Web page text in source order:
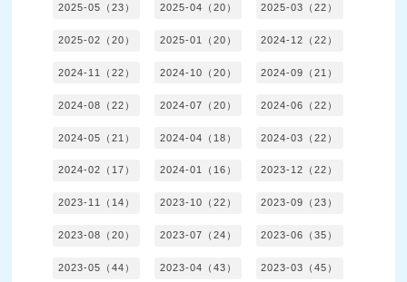
2025-05（23） 2025-04（20） 2025-03（22）
2025-02（20） 2025-01（20） 2024-12（22）
2024-11（22） 2024-10（20） 2024-09（21）
2024-08（22） 2024-07（20） 2024-06（22）
2024-05（21） 2024-04（18） 2024-03（22）
2024-02（17） 2024-01（16） 2023-12（22）
2023-11（14） 2023-10（22） 2023-09（23）
2023-08（20） 2023-07（24） 2023-06（35）
2023-05（44） 2023-04（43） 2023-03（45）